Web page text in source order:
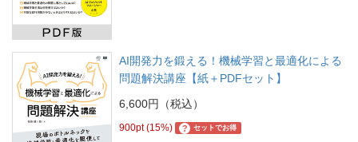
AI開発力を鍛える！機械学習と最適化による
問題解決講座【紙＋PDFセット】
6,600円（税込）
900pt (15%) ? セットでお得